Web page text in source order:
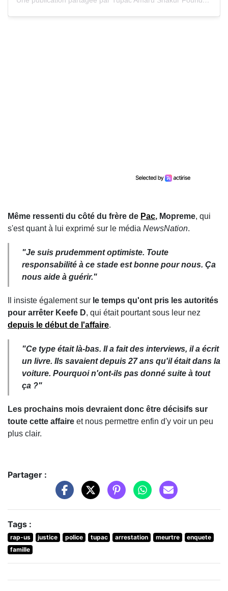
Même ressenti du côté du frère de Pac, Mopreme, qui
s'est quant à lui exprimé sur le média NewsNation.
"Je suis prudemment optimiste. Toute
responsabilité à ce stade est bonne pour nous. Ça
nous aide à guérir."
Il insiste également sur le temps qu'ont pris les autorités
pour arrêter Keefe D, qui était pourtant sous leur nez
depuis le début de l'affaire.
"Ce type était là-bas. Il a fait des interviews, il a écrit
un livre. Ils savaient depuis 27 ans qu'il était dans la
voiture. Pourquoi n'ont-ils pas donné suite à tout
ça ?"
Les prochains mois devraient donc être décisifs sur
toute cette affaire et nous permettre enfin d'y voir un peu
plus clair.
Partager :
Tags :
rap-us justice police tupac arrestation meurtre
enquete
famille